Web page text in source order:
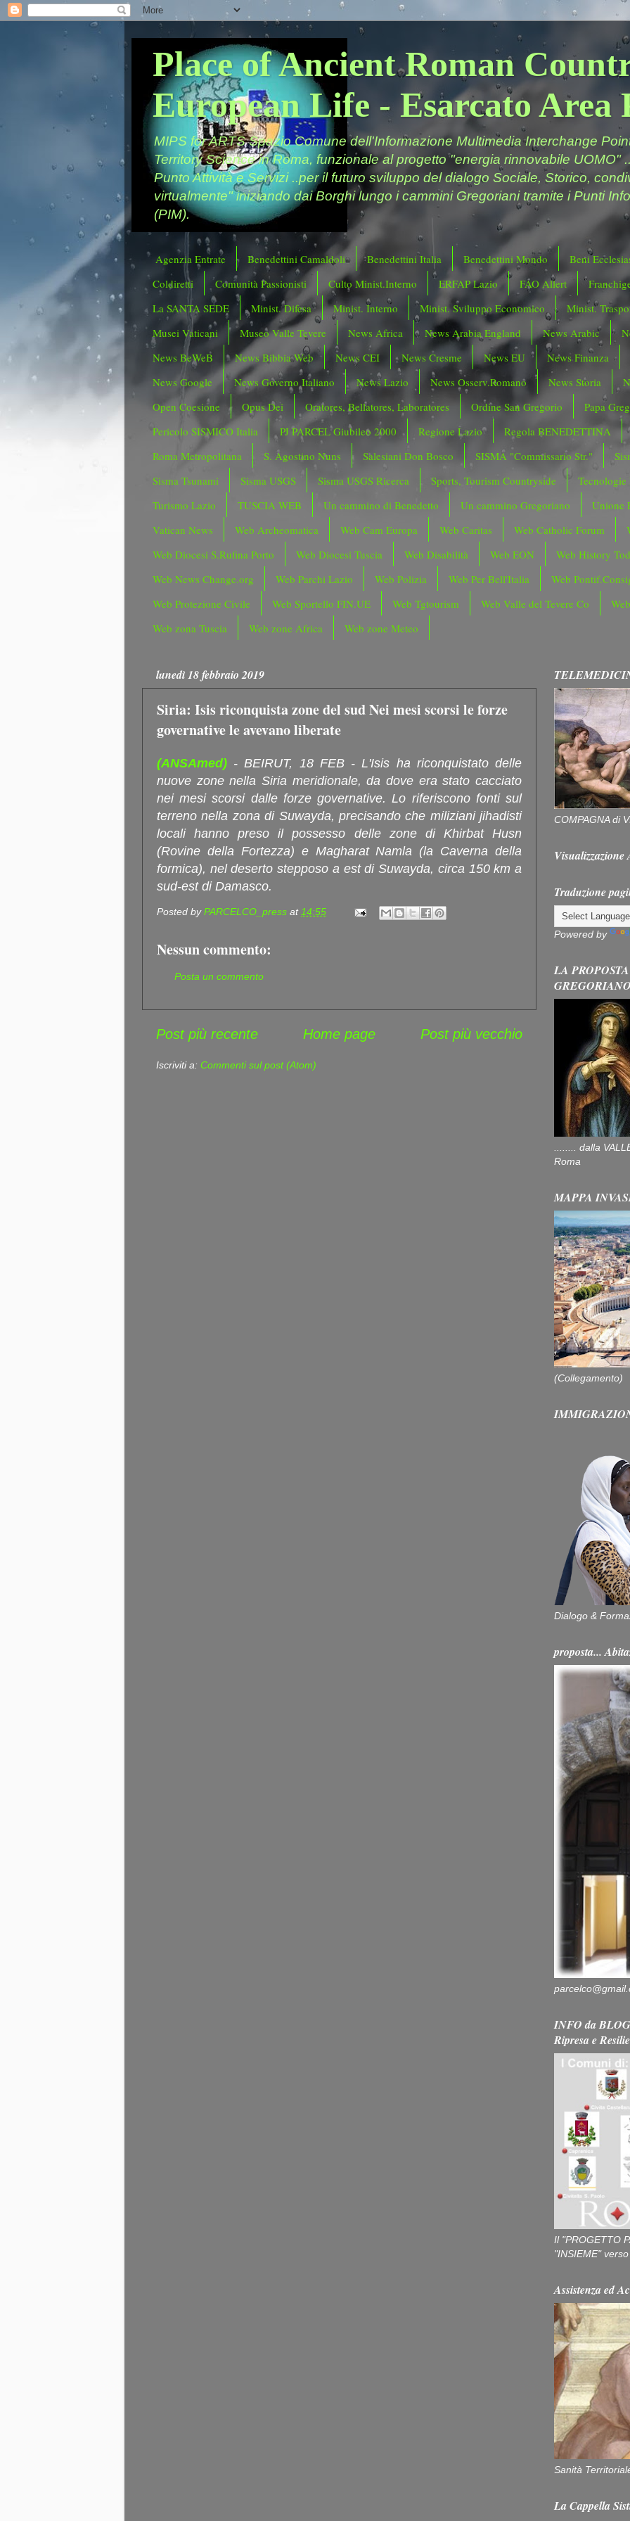
Place of Ancient Roman
European Life - Esarcato Area
MIPS for ARTS Spazio Comune dell'Informazione Multimedia Interchange
Territory Science in Roma, funzionale al progetto "energia rinnovabile UOMO"
Punto Attività e Servizi ..per il futuro sviluppo del dialogo Sociale, Storico,
virtualmente" iniziando dai Borghi lungo i cammini Gregoriani tramite i Punti
(PIM).
Agenzia Entrate Benedettini Camaldoli Benedettini Italia Benedettini Mondo
Beni
Coldiretti
Comunità Passionisti Culto Minist.Interno ERFAP Lazio FAO Allert
La SANTA SEDE
Minist. Difesa Minist. Interno Minist. Sviluppo Economico
Minist.
Musei Vaticani
Museo Valle Tevere News Africa News Arabia England News Arabic
News BeWeB
News Bibbia Web News CEI News Cresme News EU
News Finanza
News Google
News Governo Italiano News Lazio News Osserv.Romano News Storia
Open Coesione
Opus Dei Oratores, Bellatores, Laboratores Ordine San Gregorio
Papa
Pericolo SISMICO Italia
PJ PARCEL Giubileo 2000 Regione Lazio
Regola BENEDETTINA
Roma Metropolitana
S. Agostino Nuns Salesiani Don Bosco SISMA "Commissario Str."
Sisma Tsunami
Sisma USGS Sisma USGS Ricerca Sports, Tourism Countryside
Tecnologie
Turismo Lazio
TUSCIA WEB Un cammino di Benedetto Un cammino Gregoriano
Unione
Vatican News
Web Archeomatica Web Cam Europa Web Caritas Web Catholic Forum
Web Diocesi S.Rufina Porto
Web Diocesi Tuscia Web Disabilità Web EON
Web History
Web News Change.org
Web Parchi Lazio Web Polizia Web Per Bell'Italia
Web
Web Protezione Civile
Web Sportello FIN.UE Web Tgtourism Web Valle del Tevere Co
Web zona Tuscia
Web zone Africa Web zone Meteo
lunedì 18 febbraio 2019
Siria: Isis riconquista zone del sud Nei mesi scorsi le forze
governative le avevano liberate
(ANSAmed) - BEIRUT, 18 FEB - L'Isis ha riconquistato delle
nuove zone nella Siria meridionale, da dove era stato cacciato
nei mesi scorsi dalle forze governative. Lo riferiscono fonti sul
terreno nella zona di Suwayda, precisando che miliziani jihadisti
locali hanno preso il possesso delle zone di Khirbat Husn
(Rovine della Fortezza) e Magharat Namla (la Caverna della
formica), nel deserto stepposo a est di Suwayda, circa 150 km a
sud-est di Damasco.
Posted byPARCELCO_press at14:55
Nessun commento:
Posta un commento
Post più recente Post più vecchio
Home page
Iscriviti a: Commenti sul post (Atom)
COMPAGNA di
Traduzione
Powered by
LA
........ dalla
Roma
MAPPA
(Collegamento)
Dialogo &
proposta...
INFO da
Ripresa e
Il "PROGETTO
"INSIEME"
Assistenza ed
Sanità
La Cappella